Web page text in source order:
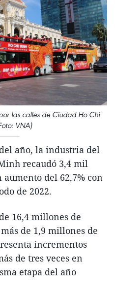
las calles de Ciudad Ho Chi
VNA)
año, la industria del
recaudó 3,4 mil
del 62,7% con
de 2022.
16,4 millones de
de 1,9 millones de
incrementos
de tres veces en
etapa del año